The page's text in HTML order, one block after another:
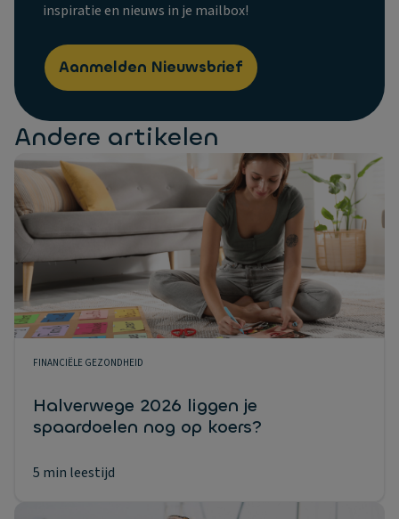
inspiratie en nieuws in je mailbox!
Aanmelden Nieuwsbrief
Andere artikelen
FINANCIËLE GEZONDHEID
Halverwege 2026 liggen je
spaardoelen nog op koers?
5 min leestijd